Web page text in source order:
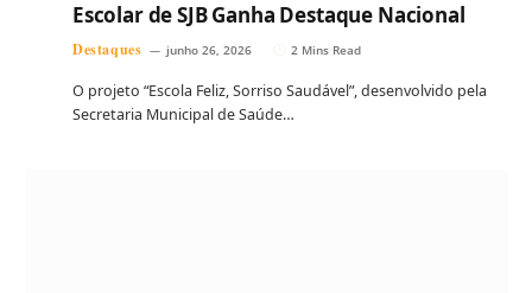
Escolar de SJB Ganha Destaque Nacional
Destaques junho 26, 2026 2 Mins Read
O projeto “Escola Feliz, Sorriso Saudável”, desenvolvido pela
Secretaria Municipal de Saúde…